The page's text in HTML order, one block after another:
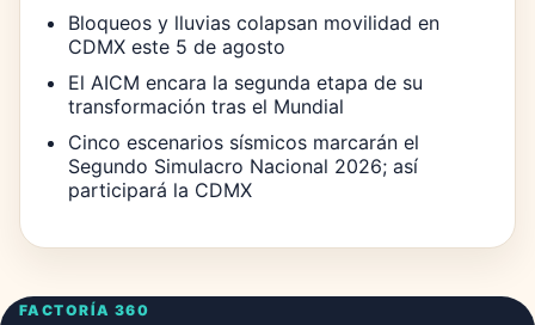
Bloqueos y lluvias colapsan movilidad en
CDMX este 5 de agosto
El AICM encara la segunda etapa de su
transformación tras el Mundial
Cinco escenarios sísmicos marcarán el
Segundo Simulacro Nacional 2026; así
participará la CDMX
FACTORÍA 360